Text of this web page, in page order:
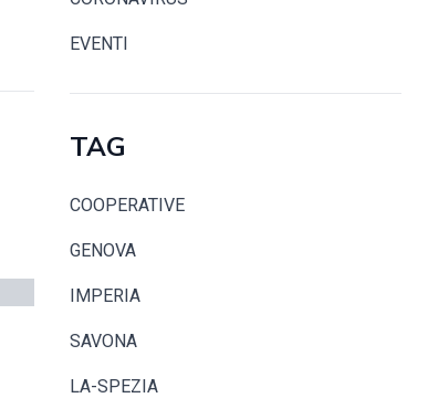
EVENTI
TAG
COOPERATIVE
GENOVA
IMPERIA
SAVONA
LA-SPEZIA